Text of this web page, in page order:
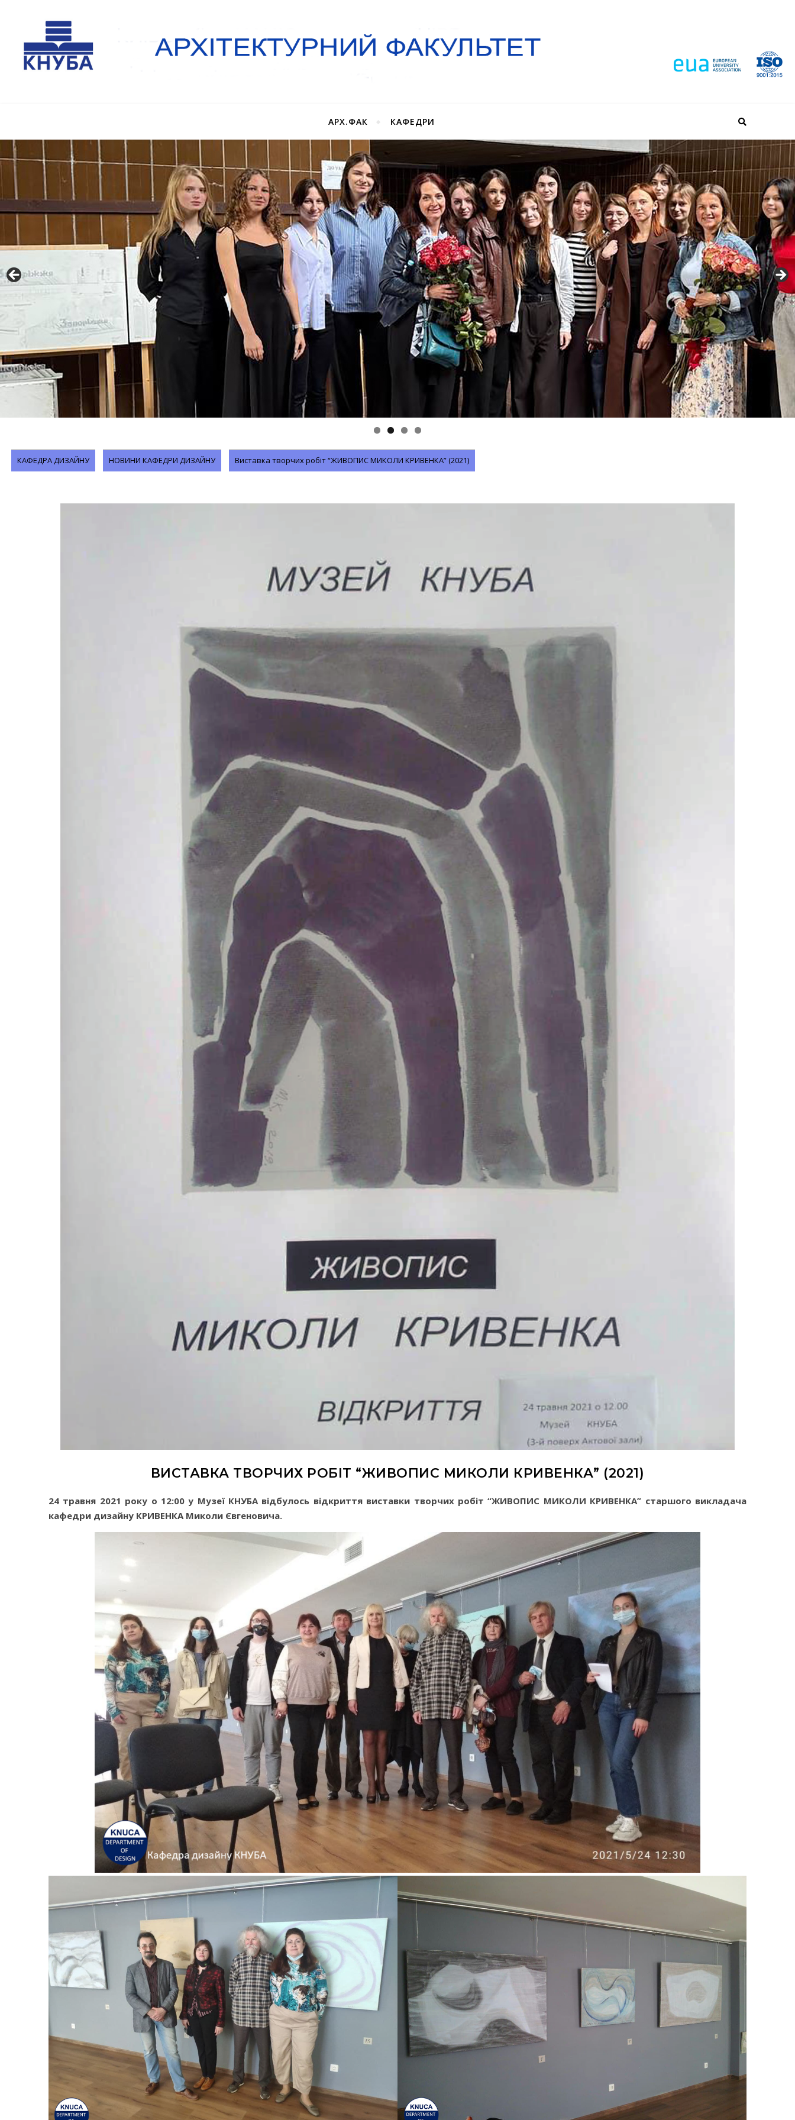
АРХ.ФАК КАФЕДРИ
КАФЕДРА ДИЗАЙНУ НОВИНИ КАФЕДРИ ДИЗАЙНУ Виставка творчих робіт “ЖИВОПИС МИКОЛИ КРИВЕНКА” (2021)
ВИСТАВКА ТВОРЧИХ РОБІТ “ЖИВОПИС МИКОЛИ КРИВЕНКА” (2021)
24 травня 2021 року о 12:00 у Музеї КНУБА відбулось відкриття виставки творчих робіт “ЖИВОПИС МИКОЛИ КРИВЕНКА” старшого викладача
кафедри дизайну КРИВЕНКА Миколи Євгеновича.